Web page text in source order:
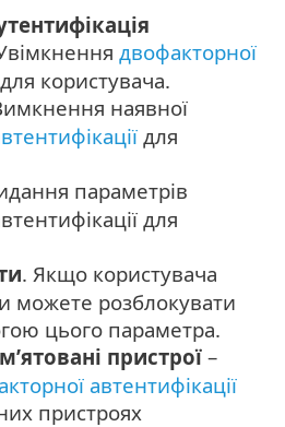
двофакторної
для користувача.
наявної
для
параметрів
для
. Якщо користувача
можете розблокувати
цього параметра.
пристрої –
автентифікації
пристроях